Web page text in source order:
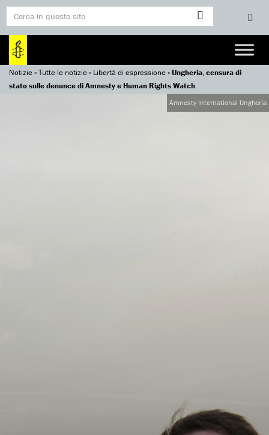
Notizie»Tutte le notizie» Libertà di espressione»Ungheria, censura di
stato sulle denunce di Amnesty e Human Rights Watch
Amnesty International Ungheria